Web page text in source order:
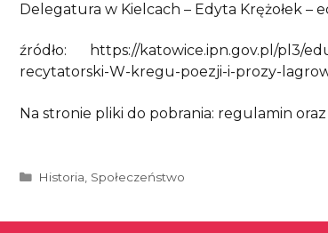
Delegatura w Kielcach – Edyta Krężołek –
źródło: https://katowice.ipn.gov.pl/pl3/
recytatorski-W-kregu-poezji-i-prozy-
Na stronie pliki do pobrania: regulamin oraz
Kategorie
Historia, Społeczeństwo